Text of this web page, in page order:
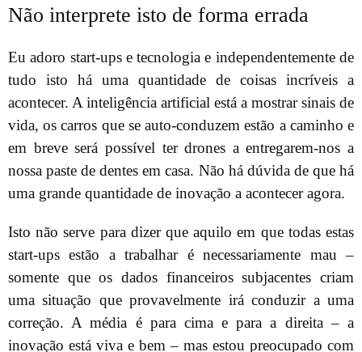
Não interprete isto de forma errada
Eu adoro start-ups e tecnologia e independentemente de
tudo isto há uma quantidade de coisas incríveis a
acontecer. A inteligência artificial está a mostrar sinais de
vida, os carros que se auto-conduzem estão a caminho e
em breve será possível ter drones a entregarem-nos a
nossa paste de dentes em casa. Não há dúvida de que há
uma grande quantidade de inovação a acontecer agora.
Isto não serve para dizer que aquilo em que todas estas
start-ups estão a trabalhar é necessariamente mau –
somente que os dados financeiros subjacentes criam
uma situação que provavelmente irá conduzir a uma
correção. A média é para cima e para a direita – a
inovação está viva e bem – mas estou preocupado com